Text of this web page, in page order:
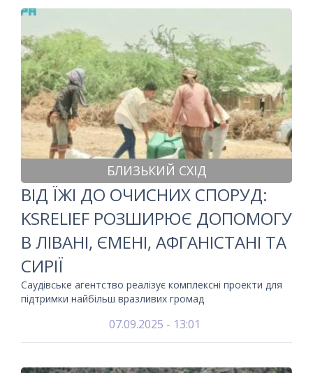
БЛИЗЬКИЙ СХІД
ВІД ЇЖІ ДО ОЧИСНИХ СПОРУД:
KSRELIEF РОЗШИРЮЄ ДОПОМОГУ
В ЛІВАНІ, ЄМЕНІ, АФГАНІСТАНІ ТА
СИРІЇ
Саудівське агентство реалізує комплексні проекти для
підтримки найбільш вразливих громад
07.09.2025 - 13:01